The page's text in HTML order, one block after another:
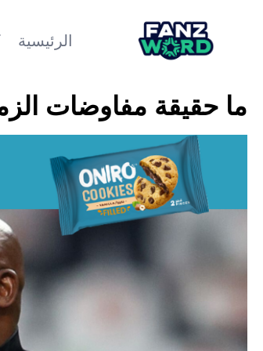
الرئيسية
ما حقيقة مفاوضات